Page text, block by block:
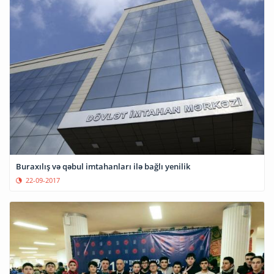
Buraxılış və qəbul imtahanları ilə bağlı yenilik
22-09-2017